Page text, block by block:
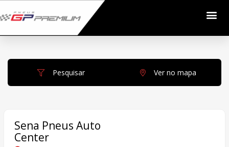
Pesquisar Ver no mapa
Sena Pneus Auto
Center